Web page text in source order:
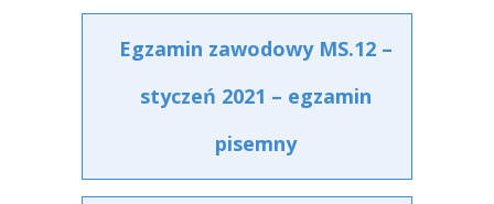
Egzamin zawodowy MS.12 –
styczeń 2021 – egzamin
pisemny